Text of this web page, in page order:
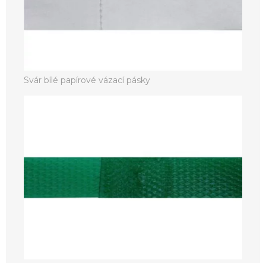
Svár bílé papírové vázací pásky